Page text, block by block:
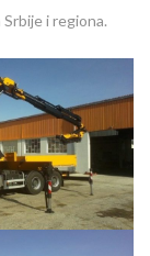
i regiona.